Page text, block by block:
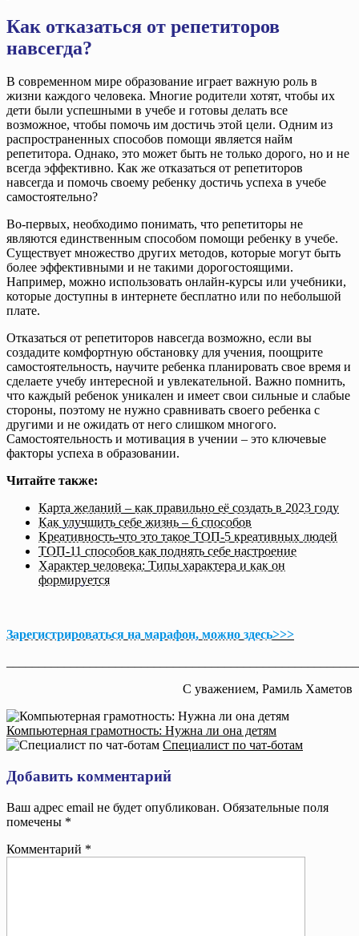
Как отказаться от репетиторов
навсегда?
В современном мире образование играет важную роль в
жизни каждого человека. Многие родители хотят, чтобы их
дети были успешными в учебе и готовы делать все
возможное, чтобы помочь им достичь этой цели. Одним из
распространенных способов помощи является найм
репетитора. Однако, это может быть не только дорого, но и не
всегда эффективно. Как же отказаться от репетиторов
навсегда и помочь своему ребенку достичь успеха в учебе
самостоятельно?
Во-первых, необходимо понимать, что репетиторы не
являются единственным способом помощи ребенку в учебе.
Существует множество других методов, которые могут быть
более эффективными и не такими дорогостоящими.
Например, можно использовать онлайн-курсы или учебники,
которые доступны в интернете бесплатно или по небольшой
плате.
Отказаться от репетиторов навсегда возможно, если вы
создадите комфортную обстановку для учения, поощрите
самостоятельность, научите ребенка планировать свое время и
сделаете учебу интересной и увлекательной. Важно помнить,
что каждый ребенок уникален и имеет свои сильные и слабые
стороны, поэтому не нужно сравнивать своего ребенка с
другими и не ожидать от него слишком многого.
Самостоятельность и мотивация в учении – это ключевые
факторы успеха в образовании.
Читайте также:
Карта желаний – как правильно её создать в 2023 году
Как улучшить себе жизнь – 6 способов
Креативность-что это такое ТОП-5 креативных людей
ТОП-11 способов как поднять себе настроение
Характер человека: Типы характера и как он
формируется
Зарегистрироваться на марафон, можно здесь>>>
С уважением, Рамиль Хаметов
Компьютерная грамотность: Нужна ли она детям
Специалист по чат-ботам
Добавить комментарий
Ваш адрес email не будет опубликован. Обязательные поля
помечены *
Комментарий *